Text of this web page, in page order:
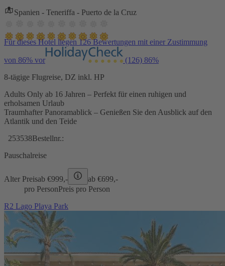
Spanien - Teneriffa - Puerto de la Cruz
Für dieses Hotel liegen 126 Bewertungen mit einer Zustimmung
von 86% vor (126) 86%
8-tägige Flugreise, DZ inkl. HP
Adults Only ab 16 Jahren – Perfekt für einen ruhigen und
erholsamen Urlaub
Traumhafter Panoramablick – Genießen Sie den Ausblick auf den
Atlantik und den Teide
253538Bestellnr.:
Pauschalreise
Alter Preisab €999,- ab €699,-
pro PersonPreis pro Person
R2 Lago Playa Park